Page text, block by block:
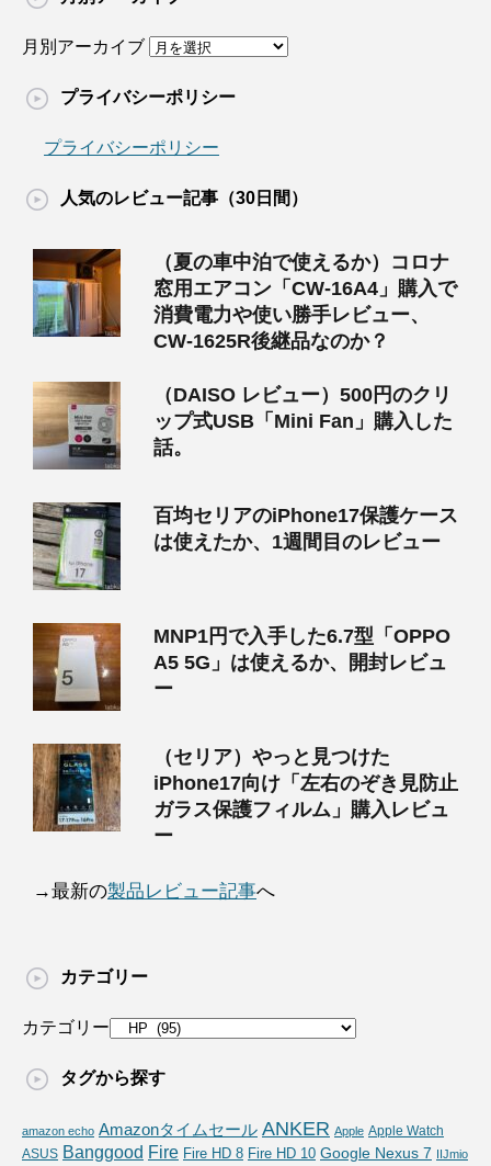
月別アーカイブ
プライバシーポリシー
プライバシーポリシー
人気のレビュー記事（30日間）
（夏の車中泊で使えるか）コロナ
窓用エアコン「CW-16A4」購入で
消費電力や使い勝手レビュー、
CW-1625R後継品なのか？
（DAISO レビュー）500円のクリ
ップ式USB「Mini Fan」購入した
話。
百均セリアのiPhone17保護ケース
は使えたか、1週間目のレビュー
MNP1円で入手した6.7型「OPPO
A5 5G」は使えるか、開封レビュ
ー
（セリア）やっと見つけた
iPhone17向け「左右のぞき見防止
ガラス保護フィルム」購入レビュ
ー
→最新の製品レビュー記事へ
カテゴリー
カテゴリー
タグから探す
amazon echo Amazonタイムセール ANKER Apple Apple Watch
ASUS Banggood Fire Fire HD 8 Fire HD 10 Google Nexus 7 IIJmio